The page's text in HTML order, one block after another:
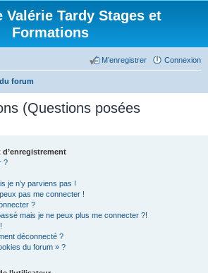
Valérie Tardy Stages et
Formations
Connexion
M’enregistrer
forum
(Questions posées
?
je n’y parviens pas !
pas me connecter !
?
mais je ne peux plus me connecter ?!
déconnecté ?
du forum » ?